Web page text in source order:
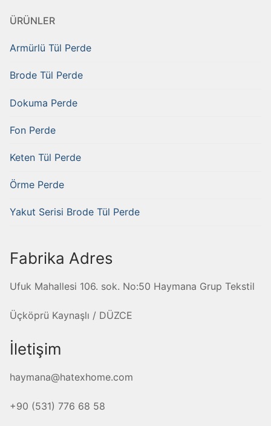
ÜRÜNLER
Armürlü Tül Perde
Brode Tül Perde
Dokuma Perde
Fon Perde
Keten Tül Perde
Örme Perde
Yakut Serisi Brode Tül Perde
Fabrika Adres
Ufuk Mahallesi 106. sok. No:50 Haymana Grup Tekstil
Üçköprü Kaynaşlı / DÜZCE
İletişim
haymana@hatexhome.com
+90 (531) 776 68 58